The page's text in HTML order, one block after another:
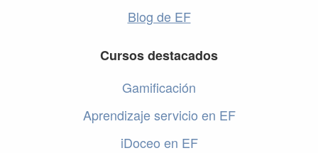
Blog de EF
Cursos destacados
Gamificación
Aprendizaje servicio en EF
iDoceo en EF